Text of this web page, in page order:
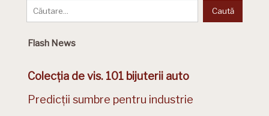
Flash News
Colecția de vis. 101 bijuterii auto
Predicții sumbre pentru industrie